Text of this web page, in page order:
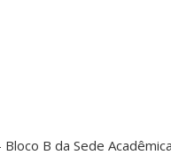
B da Sede